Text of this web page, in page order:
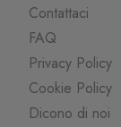
Contattaci
FAQ
Privacy Policy
Cookie Policy
Dicono di noi